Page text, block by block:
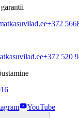
+372
+372 520
YouTube